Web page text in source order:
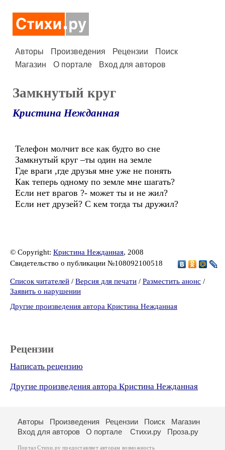
Авторы Произведения Рецензии
Поиск
Магазин
О портале Вход для авторов
Замкнутый круг
Кристина Нежданная
Телефон молчит все как будто во сне
Замкнутый круг –ты один на земле
Где враги ,где друзья мне уже не понять
Как теперь одному по земле мне шагать?
Если нет врагов ?- может ты и не жил?
Если нет друзей? С кем тогда ты дружил?
© Copyright: Кристина Нежданная, 2008
Свидетельство о публикации №108092100518
Список читателей / Версия для печати / Разместить анонс /
Заявить о нарушении
Другие произведения автора Кристина Нежданная
Рецензии
Написать рецензию
Другие произведения автора Кристина Нежданная
Авторы Произведения Рецензии Поиск
Магазин
Вход для авторов
О портале Стихи.ру Проза.ру
Портал Стихи.ру предоставляет авторам возможность